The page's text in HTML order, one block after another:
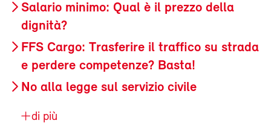
Salario minimo: Qual è il prezzo della
dignità?
FFS Cargo: Trasferire il traffico su strada
e perdere competenze? Basta!
No alla legge sul servizio civile
di più